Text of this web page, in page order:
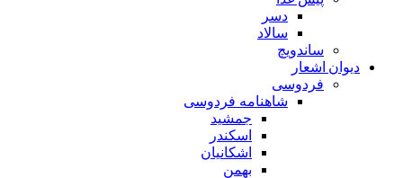
دسر
سالاد
ساندویچ
دیوان اشعار
فردوسی
شاهنامه فردوسی
جمشید
اسکندر
اشکانیان
بهمن